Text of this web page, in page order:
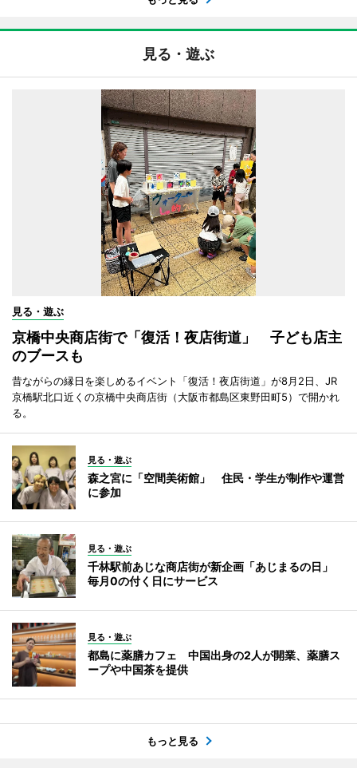
見る・遊ぶ
見る・遊ぶ
京橋中央商店街で「復活！夜店街道」 子ども店主
のブースも
昔ながらの縁日を楽しめるイベント「復活！夜店街道」が8月2日、JR
京橋駅北口近くの京橋中央商店街（大阪市都島区東野田町5）で開かれ
る。
見る・遊ぶ
森之宮に「空間美術館」 住民・学生が制作や運営
に参加
見る・遊ぶ
千林駅前あじな商店街が新企画「あじまるの日」
毎月0の付く日にサービス
見る・遊ぶ
都島に薬膳カフェ 中国出身の2人が開業、薬膳ス
ープや中国茶を提供
もっと見る